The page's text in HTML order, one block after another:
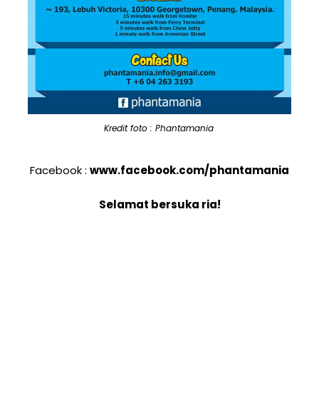
Kredit foto : Phantamania
Facebook : www.facebook.com/phantamania
Selamat bersuka ria!